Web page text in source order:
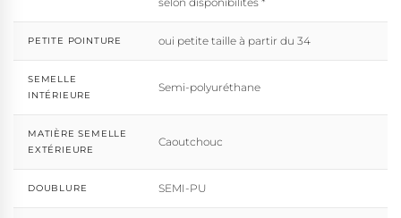
PETITE POINTURE oui petite taille à partir du 34
SEMELLE
INTÉRIEURE
Semi-polyuréthane
MATIÈRE SEMELLE
EXTÉRIEURE
Caoutchouc
DOUBLURE SEMI-PU